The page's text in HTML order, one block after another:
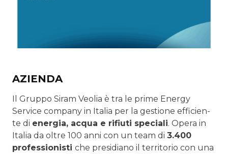
AZIENDA
Il Gruppo Siram Veolia è tra le prime Energy
Service company in Italia per la gestione efficien-
te di energia, acqua e rifiuti speciali. Opera in
Italia da oltre 100 anni con un team di 3.400
professionisti che presidiano il territorio con una